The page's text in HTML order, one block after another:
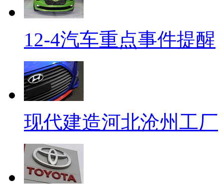
12-4汽车重点事件提醒
现代建造河北沧州工厂